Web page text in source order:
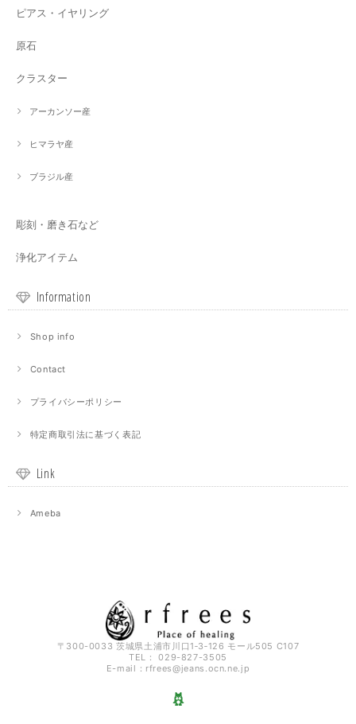
ピアス・イヤリング
原石
クラスター
アーカンソー産
ヒマラヤ産
ブラジル産
彫刻・磨き石など
浄化アイテム
Information
Shop info
Contact
プライバシーポリシー
特定商取引法に基づく表記
Link
Ameba
〒300-0033 茨城県土浦市川口1‐3‐126 モール505 C107
TEL： 029-827-3505
E-mail： rfrees@jeans.ocn.ne.jp